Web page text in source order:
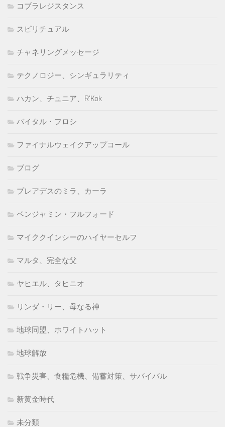
コブラレジスタンス
スピリチュアル
チャネリングメッセージ
テクノロジー、シンギュラリティ
ハカン、チュニア、R'Kok
バイタル・フロシ
ファイナルウェイクアップコール
ブログ
プレアデスのミラ、カーラ
ベンジャミン・フルフォード
マイククインシーのハイヤーセルフ
マルタ、完全な父
ヤヒエル、タヒニオ
リンダ・リー、母なる神
地球同盟、ホワイトハット
地球解放
戦争災害、食糧危機、備蓄対策、サバイバル
新黄金時代
未分類